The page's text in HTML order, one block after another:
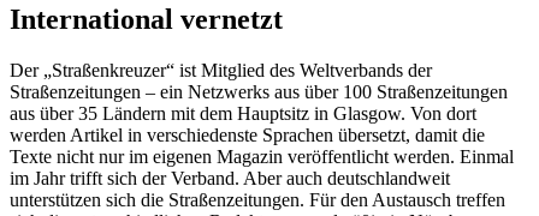
International vernetzt
Der „Straßenkreuzer“ ist Mitglied des Weltverbands der
Straßenzeitungen – ein Netzwerks aus über 100 Straßenzeitungen
aus über 35 Ländern mit dem Hauptsitz in Glasgow. Von dort
werden Artikel in verschiedenste Sprachen übersetzt, damit die
Texte nicht nur im eigenen Magazin veröffentlicht werden. Einmal
im Jahr trifft sich der Verband. Aber auch deutschlandweit
unterstützen sich die Straßenzeitungen. Für den Austausch treffen